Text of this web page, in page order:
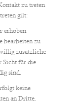
zu treten
gilt:
erhoben
bearbeiten zu
zusätzliche
Sicht für die
sind.
keine
an Dritte.